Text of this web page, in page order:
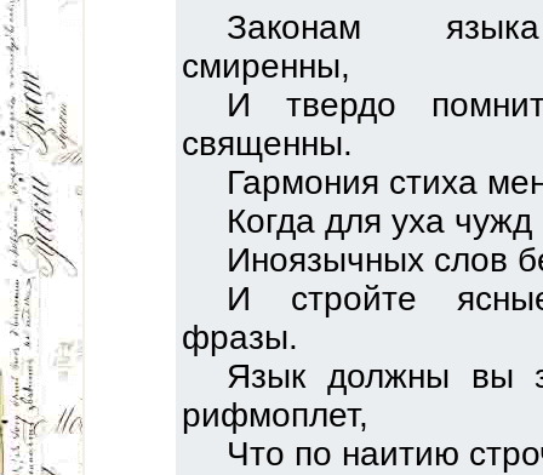
Законам
смиренны,
И твердо
священны.
Гармония стиха
Когда для уха
Иноязычных слов
И стройте
фразы.
Язык должны вы
рифмоплет,
Что по наитию